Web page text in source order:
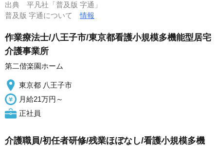
出典 平凡社「普及版 字通」
普及版 字通について情報
作業療法士/八王子市/東京都看護小規模多機能型居宅
介護事業所
第二偕楽園ホーム
東京都 八王子市
月給21万円～
正社員
介護職員/初任者研修/残業ほぼなし/看護小規模多機